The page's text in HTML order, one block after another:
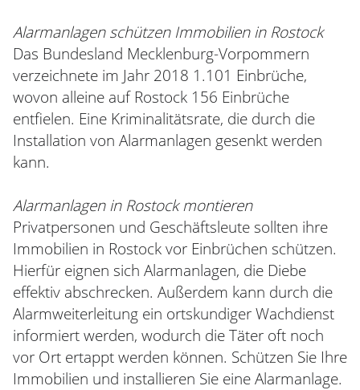
Alarmanlagen schützen Immobilien in Rostock
Das Bundesland Mecklenburg-Vorpommern
verzeichnete im Jahr 2018 1.101 Einbrüche,
wovon alleine auf Rostock 156 Einbrüche
entfielen. Eine Kriminalitätsrate, die durch die
Installation von Alarmanlagen gesenkt werden
kann.
Alarmanlagen in Rostock montieren
Privatpersonen und Geschäftsleute sollten ihre
Immobilien in Rostock vor Einbrüchen schützen.
Hierfür eignen sich Alarmanlagen, die Diebe
effektiv abschrecken. Außerdem kann durch die
Alarmweiterleitung ein ortskundiger Wachdienst
informiert werden, wodurch die Täter oft noch
vor Ort ertappt werden können. Schützen Sie Ihre
Immobilien und installieren Sie eine Alarmanlage.